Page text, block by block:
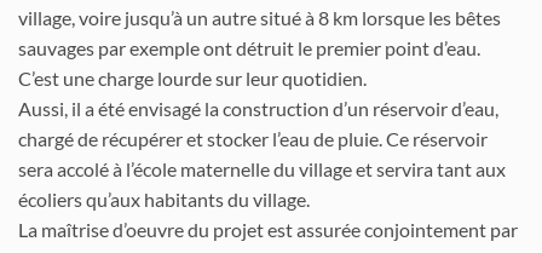
village, voire jusqu’à un autre situé à 8 km lorsque les bêtes
sauvages par exemple ont détruit le premier point d’eau.
C’est une charge lourde sur leur quotidien.
Aussi, il a été envisagé la construction d’un réservoir d’eau,
chargé de récupérer et stocker l’eau de pluie. Ce réservoir
sera accolé à l’école maternelle du village et servira tant aux
écoliers qu’aux habitants du village.
La maîtrise d’oeuvre du projet est assurée conjointement par